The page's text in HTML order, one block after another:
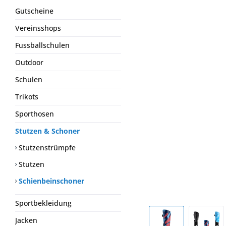
Gutscheine
Vereinsshops
Fussballschulen
Outdoor
Schulen
Trikots
Sporthosen
Stutzen & Schoner
Stutzenstrümpfe
Stutzen
Schienbeinschoner
Sportbekleidung
Jacken